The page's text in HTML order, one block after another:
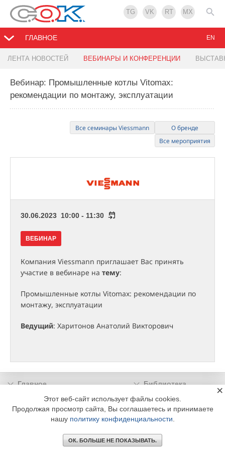
TG VK RT MX
ГЛАВНОЕ
ЛЕНТА НОВОСТЕЙ ВЕБИНАРЫ И КОНФЕРЕНЦИИ
EN
Вебинар: Промышленные котлы Vitomax:
рекомендации по монтажу, эксплуатации
Все семинары Viessmann
О бренде
Все мероприятия
30.06.2023 10:00 - 11:30
ВЕБИНАР
Компания Viessmann приглашает Вас принять
участие в вебинаре на тему:
Промышленные котлы Vitomax: рекомендации по
монтажу, эксплуатации
Ведущий: Харитонов Анатолий Викторович
Главное
Библиотека
Подписка
Реклама
Информация
© 2002 - 2026 OOO Издательский дом «МЕДИА ТЕХНОЛОДЖИ» +7 (495) 665-00-
Этот веб-сайт использует файлы cookies.
Продолжая просмотр сайта, Вы соглашаетесь и принимаете
нашу политику конфиденциальности
ОК. БОЛЬШЕ НЕ ПОКАЗЫВАТЬ.
×